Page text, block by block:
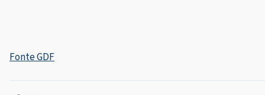
Fonte GDF